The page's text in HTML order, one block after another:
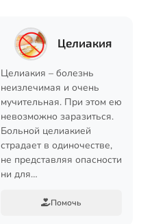
Целиакия
Целиакия – болезнь
неизлечимая и очень
мучительная. При этом ею
невозможно заразиться.
Больной целиакией
страдает в одиночестве,
не представляя опасности
ни для…
Помочь